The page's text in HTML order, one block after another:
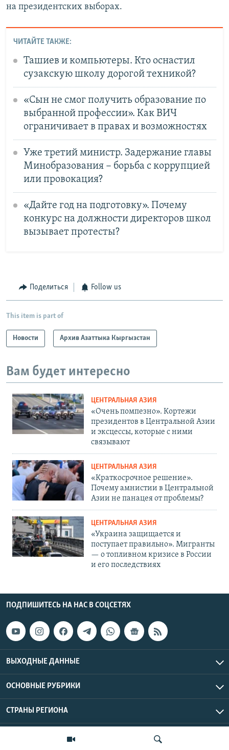
на президентских выборах.
ЧИТАЙТЕ ТАКЖЕ:
Ташиев и компьютеры. Кто оснастил
сузакскую школу дорогой техникой?
«Сын не смог получить образование по
выбранной профессии». Как ВИЧ
ограничивает в правах и возможностях
Уже третий министр. Задержание главы
Минобразования − борьба с коррупцией
или провокация?
«Дайте год на подготовку». Почему
конкурс на должности директоров школ
вызывает протесты?
Поделиться Follow us
This item is part of
Новости Архив Азаттыка Кыргызстан
Вам будет интересно
ЦЕНТРАЛЬНАЯ АЗИЯ
«Очень помпезно». Кортежи
президентов в Центральной Азии
и эксцессы, которые с ними
связывают
ЦЕНТРАЛЬНАЯ АЗИЯ
«Краткосрочное решение».
Почему амнистии в Центральной
Азии не панацея от проблемы?
ЦЕНТРАЛЬНАЯ АЗИЯ
«Украина защищается и
поступает правильно». Мигранты
— о топливном кризисе в России
и его последствиях
ПОДПИШИТЕСЬ НА НАС В СОЦСЕТЯХ
ВЫХОДНЫЕ ДАННЫЕ
ОСНОВНЫЕ РУБРИКИ
СТРАНЫ РЕГИОНА
Азаттык Азия © 2026 RFE/RL, Inc. | Все права защищены.